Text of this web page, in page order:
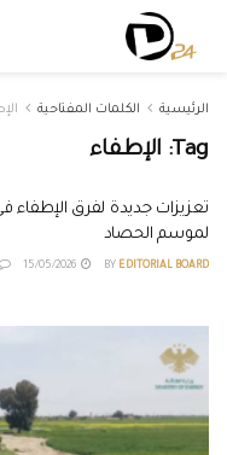
الرئيسية الكلمات المفتاحية
Tag: الإطفاء
تعزيزات جديدة لفرق الإطفاء
لموسم الحصاد
BY EDITORIAL BOARD